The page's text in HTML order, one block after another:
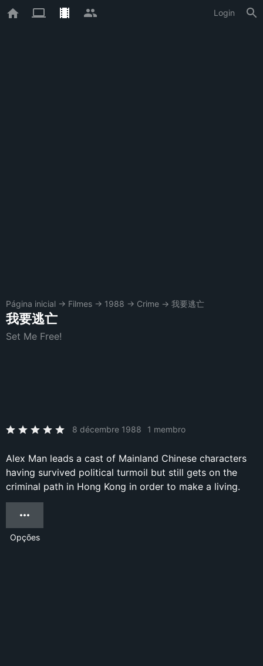
Login
Página inicial → Filmes → 1988 → Crime → 我要逃亡
我要逃亡
Set Me Free!
8 décembre 1988 1 membro
Alex Man leads a cast of Mainland Chinese characters
having survived political turmoil but still gets on the
criminal path in Hong Kong in order to make a living.
Opções